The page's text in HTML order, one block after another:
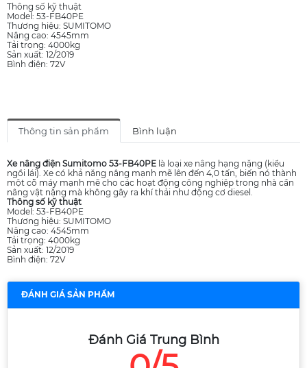
Thông số kỹ thuật
Model: 53-FB40PE
Thương hiệu: SUMITOMO
Nâng cao: 4545mm
Tải trọng: 4000kg
Sản xuất: 12/2019
Bình điện: 72V
Thông tin sản phẩm Bình luận
Xe nâng điện Sumitomo 53-FB40PE là loại xe nâng hạng nặng (kiểu
ngồi lái). Xe có khả năng nâng mạnh mẽ lên đến 4,0 tấn, biến nó thành
một cỗ máy mạnh mẽ cho các hoạt động công nghiệp trong nhà cần
nâng vật nặng mà không gây ra khí thải như động cơ diesel.
Thông số kỹ thuật
Model: 53-FB40PE
Thương hiệu: SUMITOMO
Nâng cao: 4545mm
Tải trọng: 4000kg
Sản xuất: 12/2019
Bình điện: 72V
ĐÁNH GIÁ SẢN PHẨM
Đánh Giá Trung Bình